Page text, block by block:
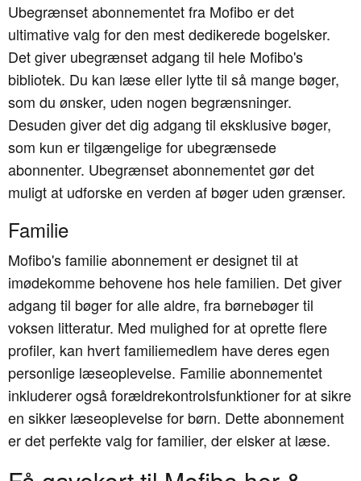
Ubegrænset abonnementet fra Mofibo er det
ultimative valg for den mest dedikerede bogelsker.
Det giver ubegrænset adgang til hele Mofibo's
bibliotek. Du kan læse eller lytte til så mange bøger,
som du ønsker, uden nogen begrænsninger.
Desuden giver det dig adgang til eksklusive bøger,
som kun er tilgængelige for ubegrænsede
abonnenter. Ubegrænset abonnementet gør det
muligt at udforske en verden af bøger uden grænser.
Familie
Mofibo's familie abonnement er designet til at
imødekomme behovene hos hele familien. Det giver
adgang til bøger for alle aldre, fra børnebøger til
voksen litteratur. Med mulighed for at oprette flere
profiler, kan hvert familiemedlem have deres egen
personlige læseoplevelse. Familie abonnementet
inkluderer også forældrekontrolsfunktioner for at sikre
en sikker læseoplevelse for børn. Dette abonnement
er det perfekte valg for familier, der elsker at læse.